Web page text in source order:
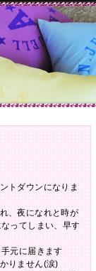
トダウンになりま
、夜になれと時が
ってしまい、早す
元に届きます
りません(涙)